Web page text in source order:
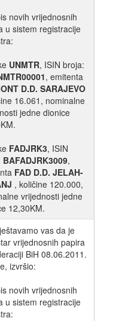
novih vrijednosnih
u sistem registracije
UNMTR, ISIN broja:
, emitenta
D.D. SARAJEVO
16.061, nominalne
jedne dionice
FADJRK3, ISIN
BAFADJRK3009,
FAD D.D. JELAH-
, količine 120.000,
vrijednosti jedne
12,30KM.
vas da je
vrijednosnih papira
BiH 08.06.2011.
izvršio:
novih vrijednosnih
u sistem registracije